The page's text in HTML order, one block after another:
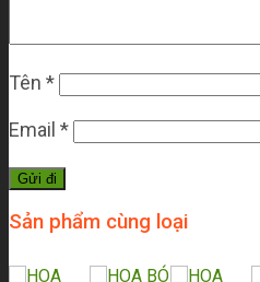
Tên *
Email *
Sản phẩm cùng loại